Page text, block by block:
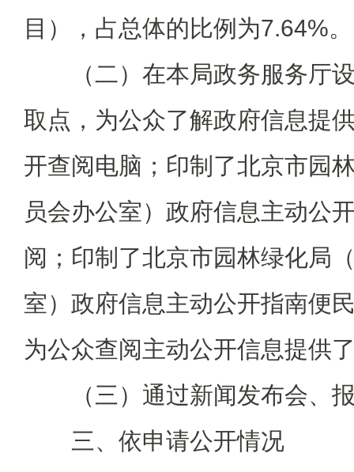
目），占总体的比例为7.64%。
（二）在本局政务服务厅设
取点，为公众了解政府信息提
开查阅电脑；印制了北京市园
员会办公室）政府信息主动公
阅；印制了北京市园林绿化局
室）政府信息主动公开指南便
为公众查阅主动公开信息提供
（三）通过新闻发布会、报
三、依申请公开情况